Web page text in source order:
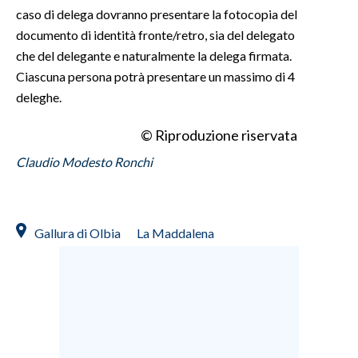
caso di delega dovranno presentare la fotocopia del
documento di identità fronte/retro, sia del delegato
che del delegante e naturalmente la delega firmata.
Ciascuna persona potrà presentare un massimo di 4
deleghe.
© Riproduzione riservata
Claudio Modesto Ronchi
Gallura di Olbia La Maddalena